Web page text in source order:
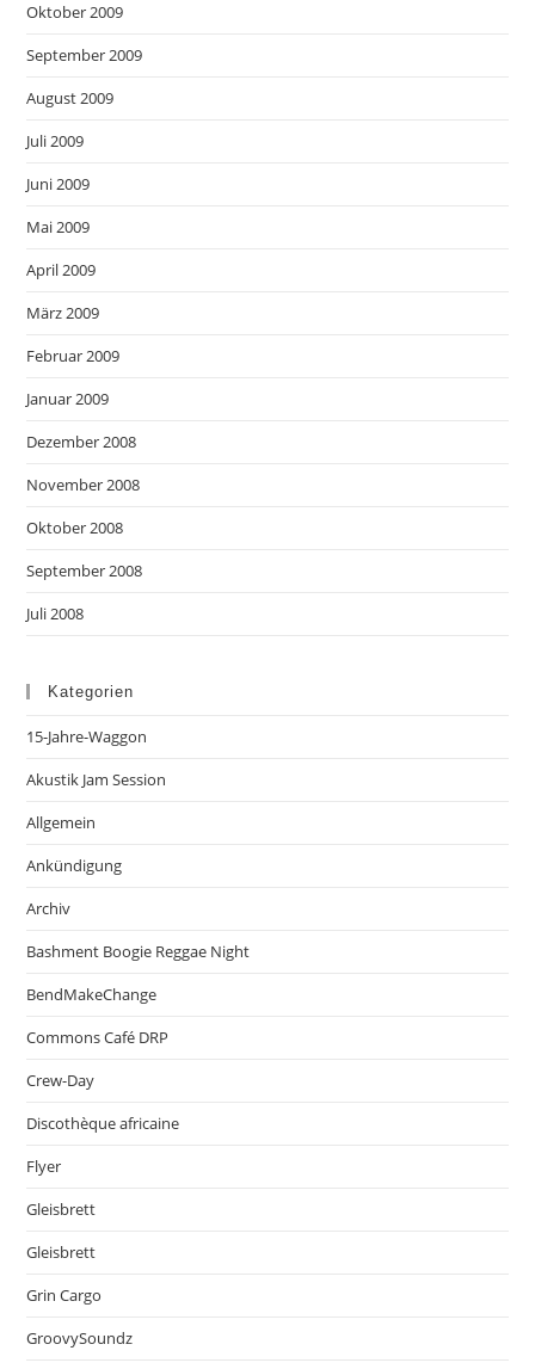
Oktober 2009
September 2009
August 2009
Juli 2009
Juni 2009
Mai 2009
April 2009
März 2009
Februar 2009
Januar 2009
Dezember 2008
November 2008
Oktober 2008
September 2008
Juli 2008
Kategorien
15-Jahre-Waggon
Akustik Jam Session
Allgemein
Ankündigung
Archiv
Bashment Boogie Reggae Night
BendMakeChange
Commons Café DRP
Crew-Day
Discothèque africaine
Flyer
Gleisbrett
Gleisbrett
Grin Cargo
GroovySoundz